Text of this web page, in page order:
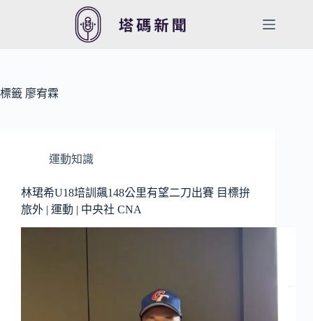
容
標籤 廖宥霖
運動知識
林珺希U18培訓飆148公里有望二刀出賽 目標拚
旅外 | 運動 | 中央社 CNA